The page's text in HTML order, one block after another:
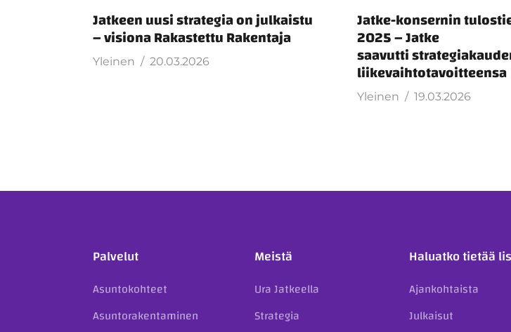
Jatkeen uusi strategia on julkaistu
– visiona Rakastettu Rakentaja
Yleinen 20.03.2026
Jatke-konsernin
2025 – Jatke
saavutti
liikevaihtotavoitteensa
Yleinen 19.03.2026
Palvelut
Asuntokohteet
Asuntorakentaminen
Meistä
Ura Jatkeella
Strategia
Haluatko tietää
Ajankohtaista
Julkaisut